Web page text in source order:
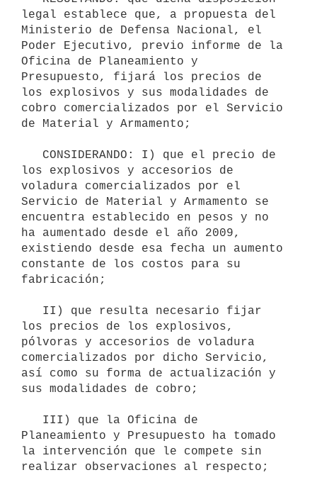
legal establece que, a propuesta del
Ministerio de Defensa Nacional, el
Poder Ejecutivo, previo informe de la
Oficina de Planeamiento y
Presupuesto, fijará los precios de
los explosivos y sus modalidades de
cobro comercializados por el Servicio
de Material y Armamento;
los explosivos y accesorios de
voladura comercializados por el
Servicio de Material y Armamento se
encuentra establecido en pesos y no
ha aumentado desde el año 2009,
existiendo desde esa fecha un aumento
constante de los costos para su
fabricación;
los precios de los explosivos,
pólvoras y accesorios de voladura
comercializados por dicho Servicio,
así como su forma de actualización y
sus modalidades de cobro;
Planeamiento y Presupuesto ha tomado
la intervención que le compete sin
realizar observaciones al respecto;